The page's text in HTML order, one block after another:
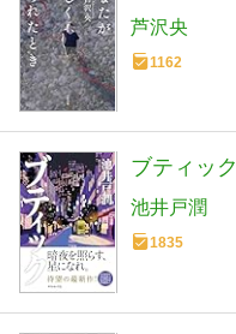
芦沢央
1162
ブティック
池井戸潤
1835